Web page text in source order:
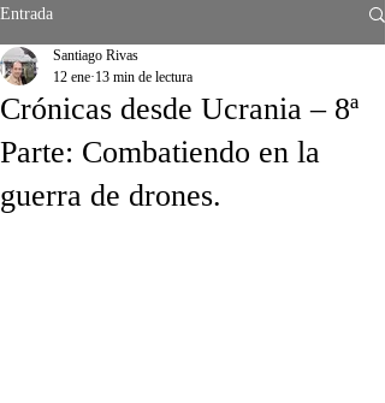
Entrada
Crónicas desde Ucrania – 8ª
Parte: Combatiendo en la
guerra de drones.
Santiago Rivas
12 ene 13 min de lectura